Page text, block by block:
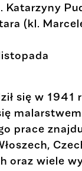
(kl.
się w
prace
oraz wiele